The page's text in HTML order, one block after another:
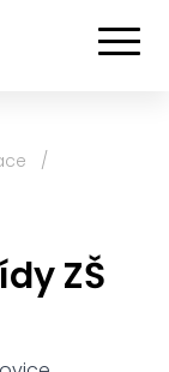
/
ZŠ